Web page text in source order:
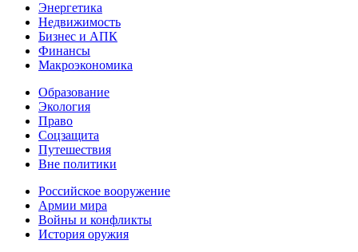
Энергетика
Недвижимость
Бизнес и АПК
Финансы
Макроэкономика
Образование
Экология
Право
Соцзащита
Путешествия
Вне политики
Российское вооружение
Армии мира
Войны и конфликты
История оружия